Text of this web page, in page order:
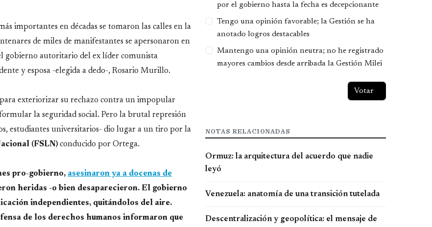
importantes en décadas se tomaron las calles en la
de miles de manifestantes se apersonaron en
gobierno autoritario del ex líder comunista
y esposa -elegida a dedo-, Rosario Murillo.
exteriorizar su rechazo contra un impopular
la seguridad social. Pero la brutal represión
estudiantes universitarios- dio lugar a un tiro por la
(FSLN) conducido por Ortega.
pro-gobierno, asesinaron ya a docenas de
heridas -o bien desaparecieron. El gobierno
independientes, quitándolos del aire.
de los derechos humanos informaron que
por el gobierno hasta la fecha es decepcionante
Tengo una opinión favorable; la Gestión se ha
anotado logros destacables
Mantengo una opinión neutra; no he registrado
mayores cambios desde arribada la Gestión Milei
NOTAS RELACIONADAS
Ormuz: la arquitectura del acuerdo que nadie
leyó
Venezuela: anatomía de una transición tutelada
Descentralización y geopolítica: el mensaje de